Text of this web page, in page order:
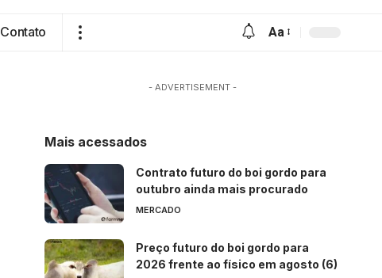
Contato Aa
- ADVERTISEMENT -
Mais acessados
Contrato futuro do boi gordo para
outubro ainda mais procurado
MERCADO
Preço futuro do boi gordo para
2026 frente ao físico em agosto (6)